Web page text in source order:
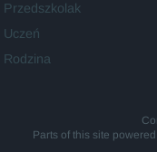
Przedszkolak
Uczeń
Rodzina
Parts of this site